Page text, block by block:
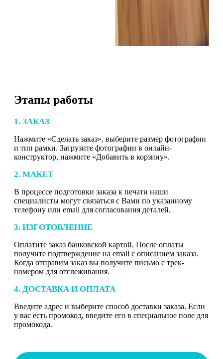
Этапы работы
1. ЗАКАЗ
Нажмите «Сделать заказ», выберите размер фотографии
и тип рамки. Загрузите фотографии в онлайн-
конструктор, нажмите «Добавить в корзину».
2. МАКЕТ
В процессе подготовки заказа к печати наши
специалисты могут связаться с Вами по указанному
телефону или email для согласования деталей.
3. ИЗГОТОВЛЕНИЕ
Оплатите заказ банковской картой. После оплаты
получите подтверждение на email с описанием заказа.
Когда отправим заказ вы получите письмо с трек-
номером для отслеживания.
4. ДОСТАВКА И ОПЛАТА
Введите адрес и выберите способ доставки заказа. Если
у вас есть промокод, введите его в специальное поле для
промокода.